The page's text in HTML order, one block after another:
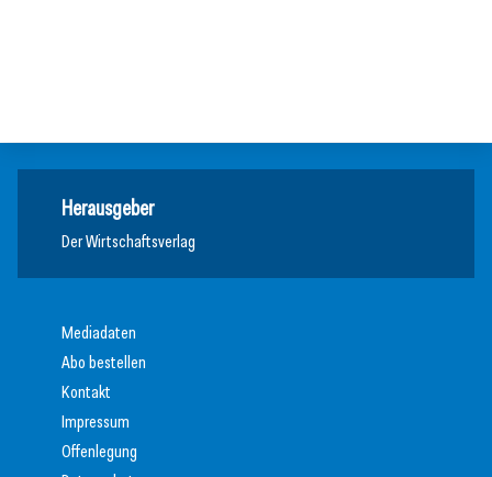
Herausgeber
Der Wirtschaftsverlag
Mediadaten
Abo bestellen
Kontakt
Impressum
Offenlegung